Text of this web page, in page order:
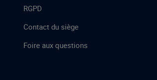
RGPD
Contact du siège
Foire aux questions